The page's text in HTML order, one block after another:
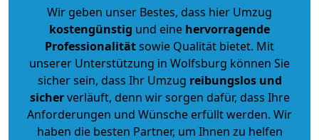
Wir geben unser Bestes, dass hier Umzug
kostengünstig und eine hervorragende
Professionalitätsowie Qualität bietet. Mit
unserer Unterstützung in Wolfsburg können Sie
sicher sein, dass Ihr Umzug reibungslos und
sicherverläuft, denn wir sorgen dafür, dass Ihre
Anforderungen und Wünsche erfüllt werden. Wir
haben die besten Partner, um Ihnen zu helfen